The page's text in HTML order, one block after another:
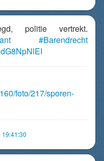
politie vertrekt.
#Barendrecht
foto/217/sporen-
19:41:30